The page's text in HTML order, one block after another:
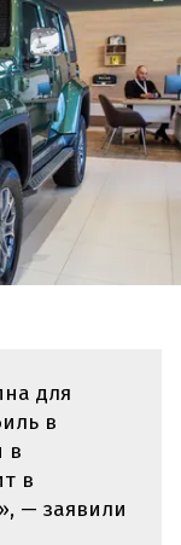
для
в
в
в
— заявили